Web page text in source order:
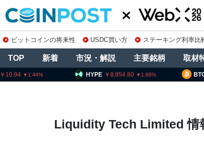
ビットコインの将来性 USDC買い方 ステーキング利率比
TOP 新着 市況・解説 主要銘柄 取材
10.94 1.44 HYPE 8,854.80 1.66
Liquidity Tech Limited 情